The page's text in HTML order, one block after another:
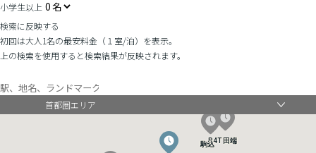
小学生以上
検索に反映する
初回は大人1名の最安料金（１室/泊）を表示。
上の検索を使用すると検索結果が反映されます。
首都圏エリア
駒込B4T 田端
駒込B4T 田端